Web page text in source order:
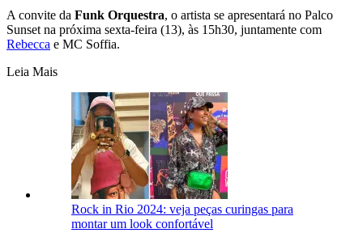
A convite da Funk Orquestra, o artista se apresentará no Palco
Sunset na próxima sexta-feira (13), às 15h30, juntamente com
Rebecca e MC Soffia.
Leia Mais
Rock in Rio 2024: veja peças curingas para
montar um look confortável